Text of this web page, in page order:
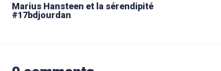
Marius Hansteen et la sérendipité
#17bdjourdan